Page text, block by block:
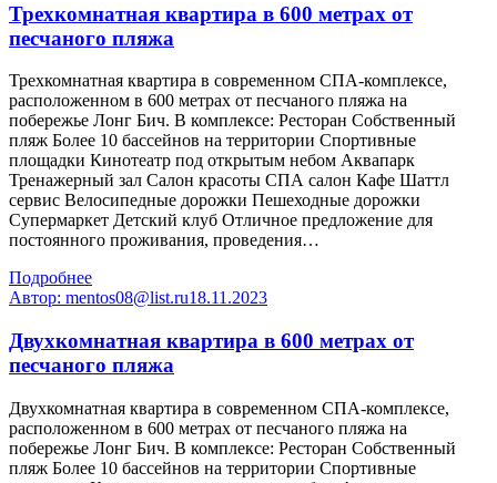
Трехкомнатная квартира в 600 метрах от
песчаного пляжа
Трехкомнатная квартира в современном СПА-комплексе,
расположенном в 600 метрах от песчаного пляжа на
побережье Лонг Бич. В комплексе: Ресторан Собственный
пляж Более 10 бассейнов на территории Спортивные
площадки Кинотеатр под открытым небом Аквапарк
Тренажерный зал Салон красоты СПА салон Кафе Шаттл
сервис Велосипедные дорожки Пешеходные дорожки
Супермаркет Детский клуб Отличное предложение для
постоянного проживания, проведения…
Подробнее
Автор: mentos08@list.ru18.11.2023
Двухкомнатная квартира в 600 метрах от
песчаного пляжа
Двухкомнатная квартира в современном СПА-комплексе,
расположенном в 600 метрах от песчаного пляжа на
побережье Лонг Бич. В комплексе: Ресторан Собственный
пляж Более 10 бассейнов на территории Спортивные